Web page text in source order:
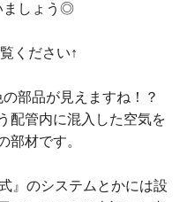
ましょう◎
ください↑
部品が見えますね！？
配管内に混入した空気を
部材です。
』のシステムとかには設